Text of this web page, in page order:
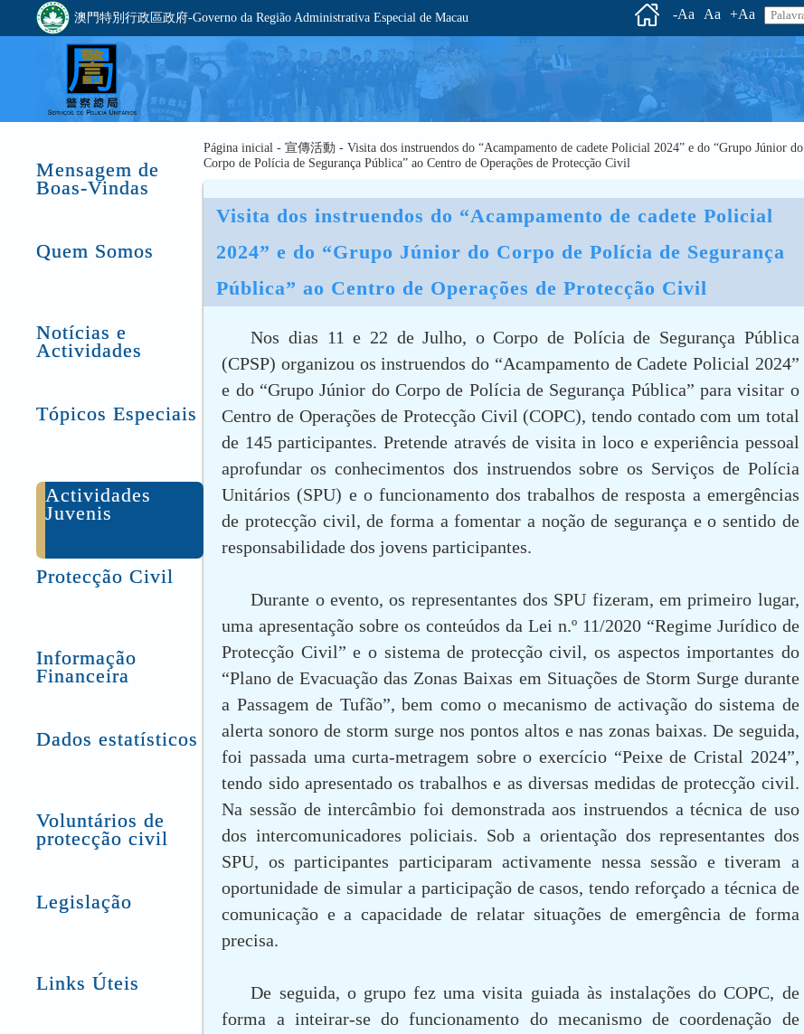
澳門特別行政區政府-Governo da Região Administrativa Especial de Macau -Aa Aa +Aa
Mensagem de
Boas-Vindas
Quem Somos
Notícias e
Actividades
Tópicos Especiais
Actividades
Juvenis
Protecção Civil
Informação
Financeira
Dados estatísticos
Voluntários de
protecção civil
Legislação
Links Úteis
Página inicial - 宣傳活動 - Visita dos instruendos do “Acampamento de cadete Policial 2024” e do “Grupo Júnior do
Corpo de Polícia de Segurança Pública” ao Centro de Operações de Protecção Civil
Visita dos instruendos do “Acampamento de cadete Policial
2024” e do “Grupo Júnior do Corpo de Polícia de Segurança
Pública” ao Centro de Operações de Protecção Civil
Nos dias 11 e 22 de Julho, o Corpo de Polícia de Segurança Pública
(CPSP) organizou os instruendos do “Acampamento de Cadete Policial 2024”
e do “Grupo Júnior do Corpo de Polícia de Segurança Pública” para visitar o
Centro de Operações de Protecção Civil (COPC), tendo contado com um total
de 145 participantes. Pretende através de visita in loco e experiência pessoal
aprofundar os conhecimentos dos instruendos sobre os Serviços de Polícia
Unitários (SPU) e o funcionamento dos trabalhos de resposta a emergências
de protecção civil, de forma a fomentar a noção de segurança e o sentido de
responsabilidade dos jovens participantes.
Durante o evento, os representantes dos SPU fizeram, em primeiro lugar,
uma apresentação sobre os conteúdos da Lei n.º 11/2020 “Regime Jurídico de
Protecção Civil” e o sistema de protecção civil, os aspectos importantes do
“Plano de Evacuação das Zonas Baixas em Situações de Storm Surge durante
a Passagem de Tufão”, bem como o mecanismo de activação do sistema de
alerta sonoro de storm surge nos pontos altos e nas zonas baixas. De seguida,
foi passada uma curta-metragem sobre o exercício “Peixe de Cristal 2024”,
tendo sido apresentado os trabalhos e as diversas medidas de protecção civil.
Na sessão de intercâmbio foi demonstrada aos instruendos a técnica de uso
dos intercomunicadores policiais. Sob a orientação dos representantes dos
SPU, os participantes participaram activamente nessa sessão e tiveram a
oportunidade de simular a participação de casos, tendo reforçado a técnica de
comunicação e a capacidade de relatar situações de emergência de forma
precisa.
De seguida, o grupo fez uma visita guiada às instalações do COPC, de
forma a inteirar-se do funcionamento do mecanismo de coordenação de